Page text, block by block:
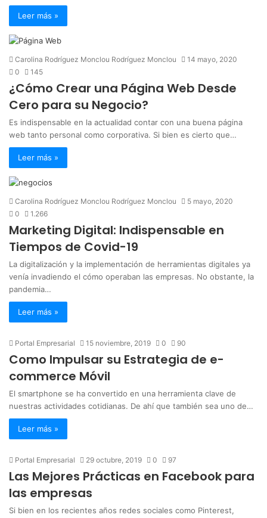
Leer más »
Carolina Rodríguez Monclou Rodríguez Monclou
14 mayo, 2020
0
145
¿Cómo Crear una Página Web Desde
Cero para su Negocio?
Es indispensable en la actualidad contar con una buena página
web tanto personal como corporativa. Si bien es cierto que…
Leer más »
Carolina Rodríguez Monclou Rodríguez Monclou
5 mayo, 2020
0
1.266
Marketing Digital: Indispensable en
Tiempos de Covid-19
La digitalización y la implementación de herramientas digitales ya
venía invadiendo el cómo operaban las empresas. No obstante, la
pandemia…
Leer más »
Portal Empresarial 15 noviembre, 2019 0 90
Como Impulsar su Estrategia de e-
commerce Móvil
El smartphone se ha convertido en una herramienta clave de
nuestras actividades cotidianas. De ahí que también sea uno de…
Leer más »
Portal Empresarial 29 octubre, 2019 0 97
Las Mejores Prácticas en Facebook para
las empresas
Si bien en los recientes años redes sociales como Pinterest,